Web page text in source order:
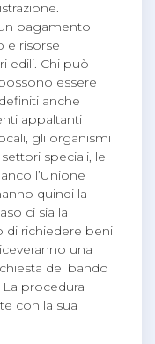
pagamento
e risorse
edili. Chi può
essere
anche
appaltanti
gli organismi
speciali, le
l’Unione
quindi la
ci sia la
di richiedere beni
una
del bando
procedura
con la sua